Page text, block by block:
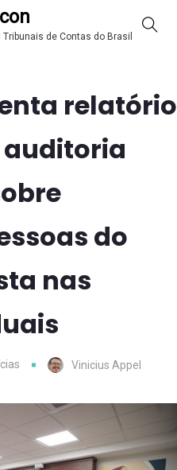
de Contas do Brasil
relatório
do
nas
Vinicius Appel